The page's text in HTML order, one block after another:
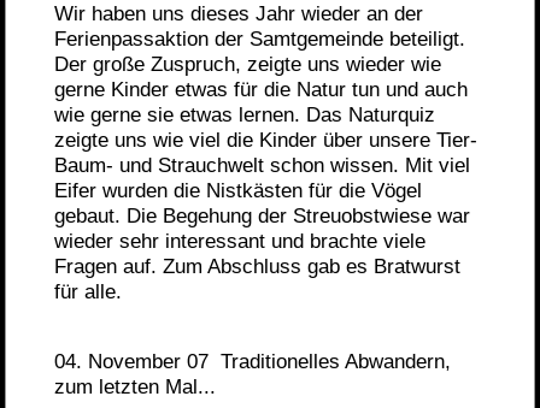
Wir haben uns dieses Jahr wieder an der
Ferienpassaktion der Samtgemeinde beteiligt.
Der große Zuspruch, zeigte uns wieder wie
gerne Kinder etwas für die Natur tun und auch
wie gerne sie etwas lernen. Das Naturquiz
zeigte uns wie viel die Kinder über unsere Tier-
Baum- und Strauchwelt schon wissen. Mit viel
Eifer wurden die Nistkästen für die Vögel
gebaut. Die Begehung der Streuobstwiese war
wieder sehr interessant und brachte viele
Fragen auf. Zum Abschluss gab es Bratwurst
für alle.
04. November 07 Traditionelles Abwandern,
zum letzten Mal...